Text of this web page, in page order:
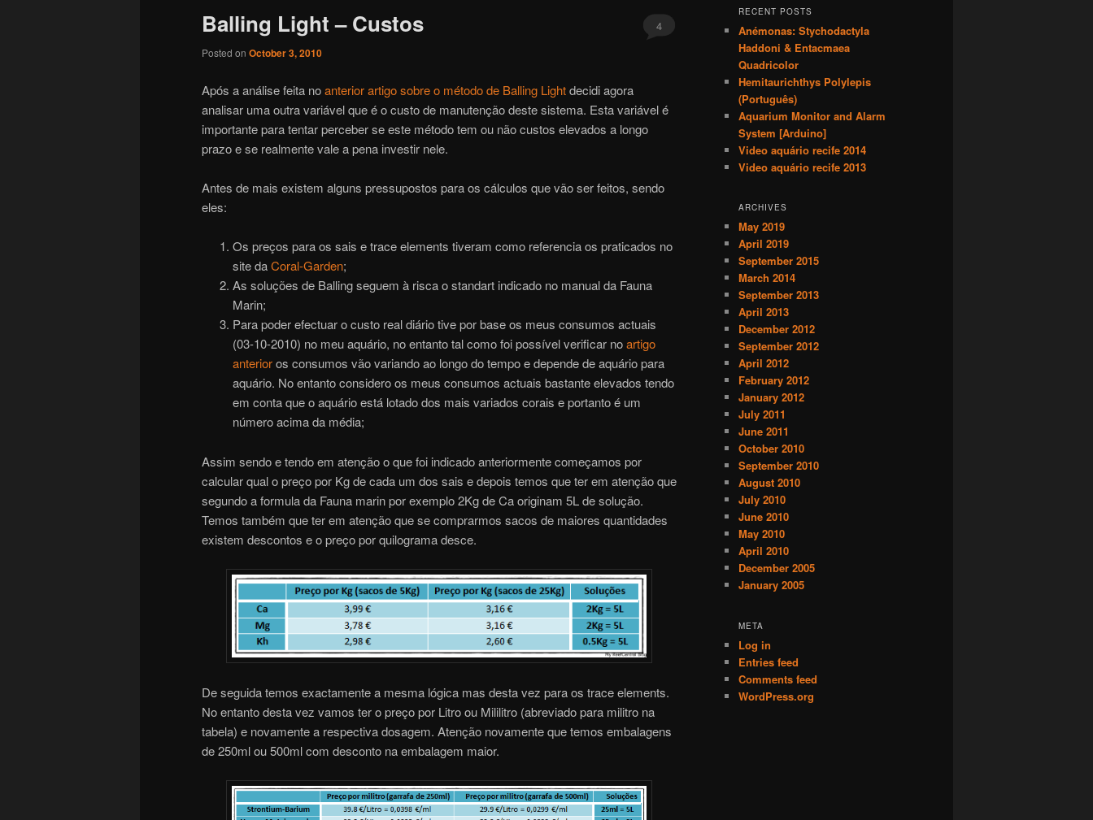
Balling Light – Custos
Posted on October 3, 2010
4
Após a análise feita noanterior artigo sobre o método de Balling Lightdecidi agora
analisar uma outra variável que é o custo de manutenção deste sistema. Esta variável é
importante para tentar perceber se este método tem ou não custos elevados a longo
prazo e se realmente vale a pena investir nele.
Antes de mais existem alguns pressupostos para os cálculos que vão ser feitos, sendo
eles:
Os preços para os sais e trace elements tiveram como referencia os praticados no
site daCoral-Garden;
As soluções de Balling seguem à risca o standart indicado no manual da Fauna
Marin;
Para poder efectuar o custo real diário tive por base os meus consumos actuais
(03-10-2010) no meu aquário, no entanto tal como foi possível verificar noartigo
anterioros consumos vão variando ao longo do tempo e depende de aquário para
aquário. No entanto considero os meus consumos actuais bastante elevados tendo
em conta que o aquário está lotado dos mais variados corais e portanto é um
número acima da média;
Assim sendo e tendo em atenção o que foi indicado anteriormente começamos por
calcular qual o preço por Kg de cada um dos sais e depois temos que ter em atenção que
segundo a formula da Fauna marin por exemplo 2Kg de Ca originam 5L de solução.
Temos também que ter em atenção que se comprarmos sacos de maiores quantidades
existem descontos e o preço por quilograma desce.
De seguida temos exactamente a mesma lógica mas desta vez para os trace elements.
No entanto desta vez vamos ter o preço por Litro ou Mililitro (abreviado para militro na
tabela) e novamente a respectiva dosagem. Atenção novamente que temos embalagens
de 250ml ou 500ml com desconto na embalagem maior.
r
h
RECENT POSTS
Anémonas: Stychodactyla
Haddoni & Entacmaea
Quadricolor
Hemitaurichthys Polylepis
(Português)
Aquarium Monitor and Alarm
System [Arduino]
Video aquário recife 2014
Video aquário recife 2013
ARCHIVES
May 2019
April 2019
September 2015
March 2014
September 2013
April 2013
December 2012
September 2012
April 2012
February 2012
January 2012
July 2011
June 2011
October 2010
September 2010
August 2010
July 2010
June 2010
May 2010
April 2010
December 2005
January 2005
META
Log in
Entries feed
Comments feed
WordPress.org